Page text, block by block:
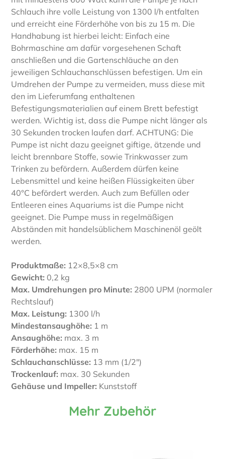
Schlauch ihre volle Leistung von 1300 l/h entfalten
und erreicht eine Förderhöhe von bis zu 15 m. Die
Handhabung ist hierbei leicht: Einfach eine
Bohrmaschine am dafür vorgesehenen Schaft
anschließen und die Gartenschläuche an den
jeweiligen Schlauchanschlüssen befestigen. Um ein
Umdrehen der Pumpe zu vermeiden, muss diese mit
den im Lieferumfang enthaltenen
Befestigungsmaterialien auf einem Brett befestigt
werden. Wichtig ist, dass die Pumpe nicht länger als
30 Sekunden trocken laufen darf. ACHTUNG: Die
Pumpe ist nicht dazu geeignet giftige, ätzende und
leicht brennbare Stoffe, sowie Trinkwasser zum
Trinken zu befördern. Außerdem dürfen keine
Lebensmittel und keine heißen Flüssigkeiten über
40°C befördert werden. Auch zum Befüllen oder
Entleeren eines Aquariums ist die Pumpe nicht
geeignet. Die Pumpe muss in regelmäßigen
Abständen mit handelsüblichem Maschinenöl geölt
werden.
Produktmaße: 12×8,5×8 cm
Gewicht: 0,2 kg
Max. Umdrehungen pro Minute: 2800 UPM (normaler
Rechtslauf)
Max. Leistung: 1300 l/h
Mindestansaughöhe: 1 m
Ansaughöhe: max. 3 m
Förderhöhe: max. 15 m
Schlauchanschlüsse: 13 mm (1/2″)
Trockenlauf: max. 30 Sekunden
Gehäuse und Impeller: Kunststoff
Mehr Zubehör